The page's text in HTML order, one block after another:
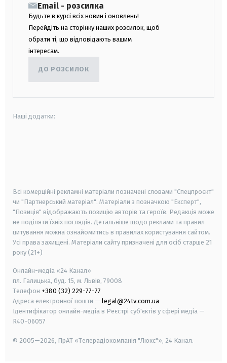
Email - розсилка
Будьте в курсі всіх новин і оновлень!
Перейдіть на сторінку наших розсилок, щоб
обрати ті, що відповідають вашим
інтересам.
ДО РОЗСИЛОК
Наші додатки:
Всі комерційні рекламні матеріали позначені словами "Спецпроєкт"
чи "Партнерський матеріал". Матеріали з позначкою "Експерт",
"Позиція" відображають позицію авторів та героїв. Редакція може
не поділяти їхніх поглядів. Детальніше щодо реклами та правил
цитування можна ознайомитись в правилах користування сайтом.
Усі права захищені. Матеріали сайту призначені для осіб старше 21
року (21+)
Онлайн-медіа «24 Канал»
пл. Галицька, буд. 15, м. Львів, 79008
Телефон +380 (32) 229-77-77
Адреса електронної пошти — legal@24tv.com.ua
Ідентифікатор онлайн-медіа в Реєстрі суб'єктів у сфері медіа —
R40-06057
© 2005—2026, ПрАТ «Телерадіокомпанія "Люкс"», 24 Канал.